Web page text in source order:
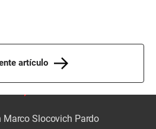
artículo
Marco Slocovich Pardo